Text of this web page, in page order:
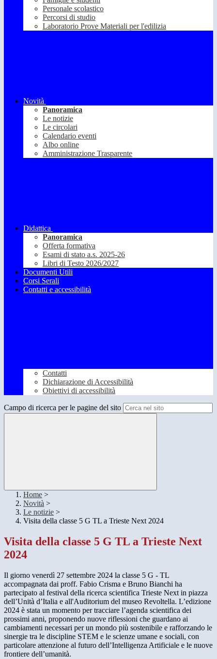
Personale scolastico
Percorsi di studio
Laboratorio Prove Materiali per l'edilizia
Novità
Panoramica
Le notizie
Le circolari
Calendario eventi
Albo online
Amministrazione Trasparente
Didattica
Panoramica
Offerta formativa
Esami di stato a.s. 2025-26
Libri di Testo 2026/2027
Documenti Utili
Corsi Serali
Contatti e accessibilità
Contatti
Dichiarazione di Accessibilità
Obiettivi di accessibilità
Campo di ricerca per le pagine del sito
Home >
Novità >
Le notizie >
Visita della classe 5 G TL a Trieste Next 2024
Visita della classe 5 G TL a Trieste Next
2024
Il giorno venerdì 27 settembre 2024 la classe 5 G - TL
accompagnata dai proff. Fabio Crisma e Bruno Bianchi ha
partecipato al festival della ricerca scientifica Trieste Next in piazza
dell’Unità d’Italia e all'Auditorium del museo Revoltella. L’edizione
2024 è stata un momento per tracciare l’agenda scientifica dei
prossimi anni, proponendo nuove riflessioni che guardano ai
cambiamenti necessari per un mondo più sostenibile e rafforzando le
sinergie tra le discipline STEM e le scienze umane e sociali, con
particolare attenzione al futuro dell’Intelligenza Artificiale e le nuove
frontiere dell’umanità.